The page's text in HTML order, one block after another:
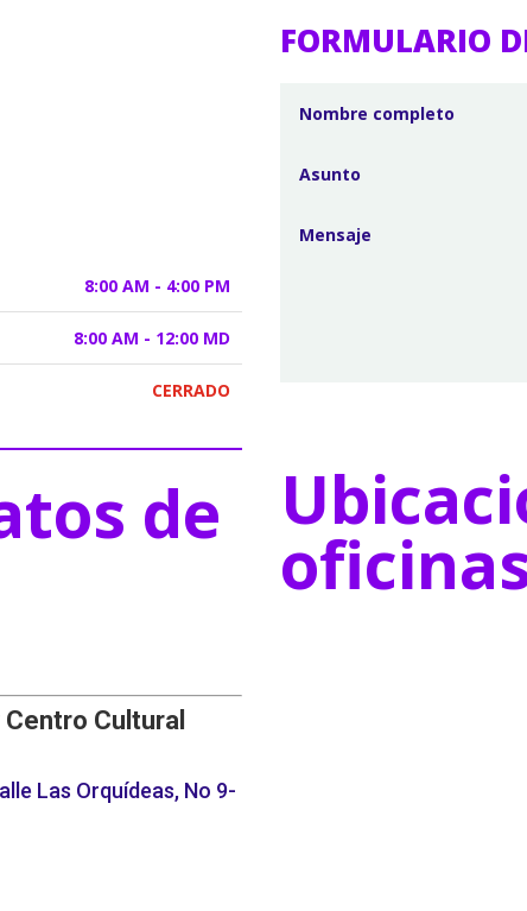
8:00 AM - 4:00 PM
8:00 AM - 12:00 MD
CERRADO
de
Cultural
Las Orquídeas, No 9-
FORMULARIO